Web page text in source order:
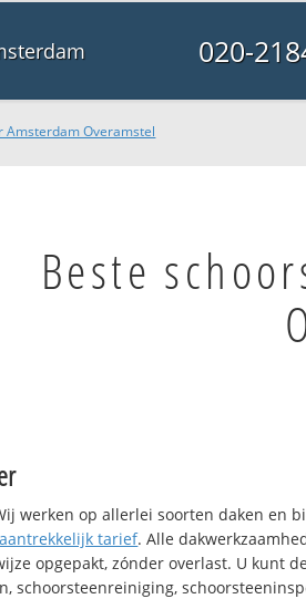
020-
Amsterdam Overamstel
Beste
werken op allerlei soorten daken en
aantrekkelijk tarief. Alle
opgepakt, zónder overlast. U kunt
schoorsteenreiniging,